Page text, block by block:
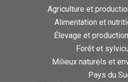
Agriculture et
Alimentation et
Élevage et
Forêt et
Milieux naturels et
Pays du